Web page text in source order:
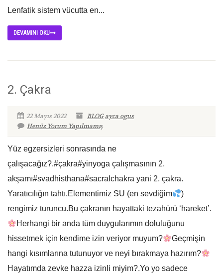
Lenfatik sistem vücutta en...
DEVAMINI OKU
2. Çakra
22 Mayıs 2022 BLOG ayca ogus
Henüz Yorum Yapılmamış
Yüz egzersizleri sonrasında ne
çalışacağız?.#çakra#yinyoga çalışmasının 2.
akşamı#svadhisthana#sacralchakra yani 2. çakra.
Yaratıcılığın tahtı.Elementimiz SU (en sevdiğim
)
rengimiz turuncu.Bu çakranın hayattaki tezahürü ‘hareket’.
Herhangi bir anda tüm duygularımın doluluğunu
hissetmek için kendime izin veriyor muyum?
Geçmişin
hangi kısımlarına tutunuyor ve neyi bırakmaya hazırım?
Hayatımda zevke hazza izinli miyim?.Yo yo sadece